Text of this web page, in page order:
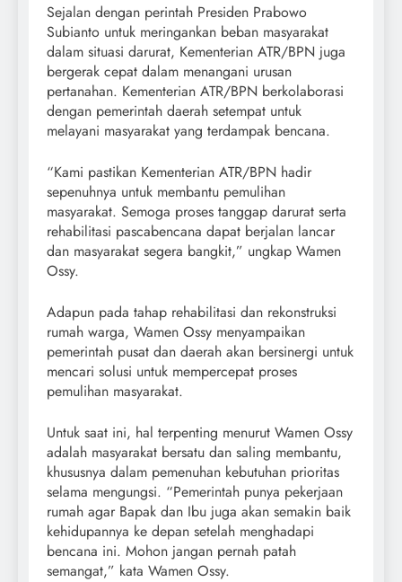
Sejalan dengan perintah Presiden Prabowo
Subianto untuk meringankan beban masyarakat
dalam situasi darurat, Kementerian ATR/BPN juga
bergerak cepat dalam menangani urusan
pertanahan. Kementerian ATR/BPN berkolaborasi
dengan pemerintah daerah setempat untuk
melayani masyarakat yang terdampak bencana.
“Kami pastikan Kementerian ATR/BPN hadir
sepenuhnya untuk membantu pemulihan
masyarakat. Semoga proses tanggap darurat serta
rehabilitasi pascabencana dapat berjalan lancar
dan masyarakat segera bangkit,” ungkap Wamen
Ossy.
Adapun pada tahap rehabilitasi dan rekonstruksi
rumah warga, Wamen Ossy menyampaikan
pemerintah pusat dan daerah akan bersinergi untuk
mencari solusi untuk mempercepat proses
pemulihan masyarakat.
Untuk saat ini, hal terpenting menurut Wamen Ossy
adalah masyarakat bersatu dan saling membantu,
khususnya dalam pemenuhan kebutuhan prioritas
selama mengungsi. “Pemerintah punya pekerjaan
rumah agar Bapak dan Ibu juga akan semakin baik
kehidupannya ke depan setelah menghadapi
bencana ini. Mohon jangan pernah patah
semangat,” kata Wamen Ossy.